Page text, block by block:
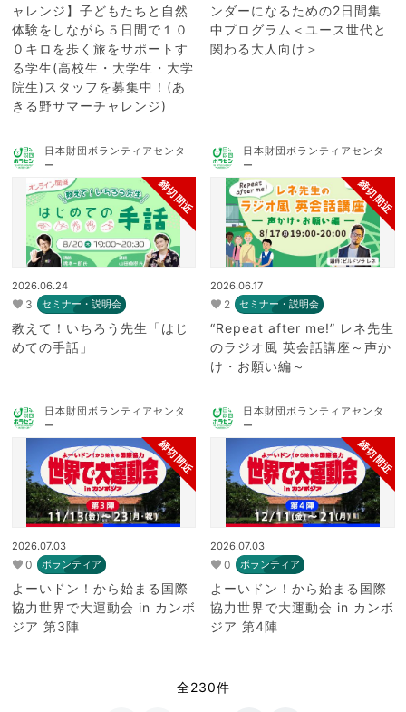
ャレンジ】子どもたちと自然
体験をしながら５日間で１０
０キロを歩く旅をサポートす
る学生(高校生・大学生・大学
院生)スタッフを募集中！(あ
きる野サマーチャレンジ)
ンダーになるための2日間集
中プログラム＜ユース世代と
関わる大人向け＞
日本財団ボランティアセンタ
ー
締切間近
2026.06.24
3 セミナー・説明会
教えて！いちろう先生「はじ
めての手話」
日本財団ボランティアセンタ
ー
締切間近
2026.06.17
2 セミナー・説明会
“Repeat after me!” レネ先生
のラジオ風 英会話講座～声か
け・お願い編～
日本財団ボランティアセンタ
ー
締切間近
2026.07.03
0 ボランティア
よーいドン！から始まる国際
協力世界で大運動会 in カンボ
ジア 第3陣
日本財団ボランティアセンタ
ー
締切間近
2026.07.03
0 ボランティア
よーいドン！から始まる国際
協力世界で大運動会 in カンボ
ジア 第4陣
全230件